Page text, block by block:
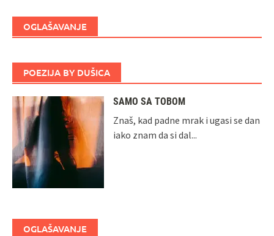
OGLAŠAVANJE
POEZIJA BY DUŠICA
SAMO SA TOBOM
Znaš, kad padne mrak i ugasi se dan
iako znam da si dal...
OGLAŠAVANJE